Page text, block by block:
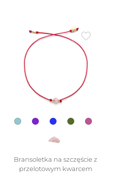
można
wybrać
produktu
Bransoletka na szczęście z
przelotowym kwarcem